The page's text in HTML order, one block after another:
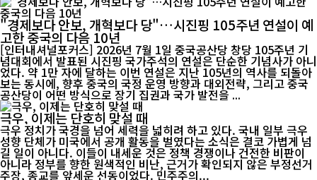
"경제보다 안보, 개혁보다 당"…시진핑 105주년 연설이 예
고한 중국의 다음 10년
[인터내셔널포커스] 2026년 7월 1일 중국공산당 창당 105주년 기
념대회에서 발표된 시진핑 국가주석의 연설은 단순한 기념사가 아니
었다. 약 1만 자에 달하는 이번 연설은 지난 105년의 역사를 되돌아
보는 동시에, 향후 중국의 국정 운영 방향과 대외전략, 그리고 중국
공산당이 어떤 방식으로 장기 집권과 국가 발전을 ...
극우, 이제는 단호히 맞설 때
극우 정치가 국경을 넘어 세력을 넓히려 하고 있다. 국내 일부 극우
성향 단체가 미국에서 공개 활동을 벌였다는 소식은 결코 가볍게 넘
길 일이 아니다. 이들이 내세운 것은 정책 경쟁이나 건전한 비판이
아니라 정부를 향한 원색적인 비난, 근거가 확인되지 않은 부정선거
주장, 종교를 앞세운 선동이었다. 민주주의...